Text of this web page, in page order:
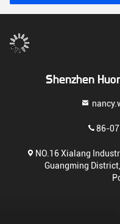
Shenzhen
86-
NO.16 Xialang
Guangming